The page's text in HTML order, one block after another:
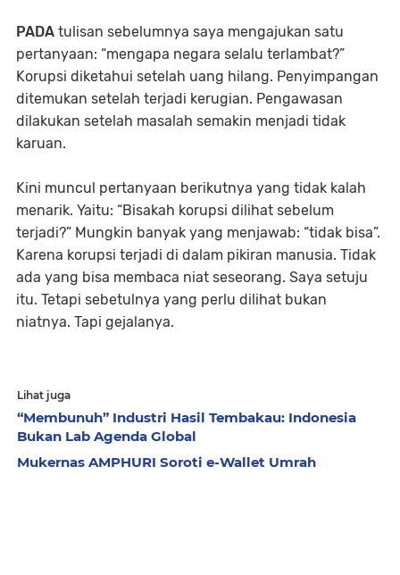
PADA tulisan sebelumnya saya mengajukan satu
pertanyaan: “mengapa negara selalu terlambat?”
Korupsi diketahui setelah uang hilang. Penyimpangan
ditemukan setelah terjadi kerugian. Pengawasan
dilakukan setelah masalah semakin menjadi tidak
karuan.
Kini muncul pertanyaan berikutnya yang tidak kalah
menarik. Yaitu: “Bisakah korupsi dilihat sebelum
terjadi?” Mungkin banyak yang menjawab: “tidak bisa”.
Karena korupsi terjadi di dalam pikiran manusia. Tidak
ada yang bisa membaca niat seseorang. Saya setuju
itu. Tetapi sebetulnya yang perlu dilihat bukan
niatnya. Tapi gejalanya.
Lihat juga
“Membunuh” Industri Hasil Tembakau: Indonesia
Bukan Lab Agenda Global
Mukernas AMPHURI Soroti e-Wallet Umrah